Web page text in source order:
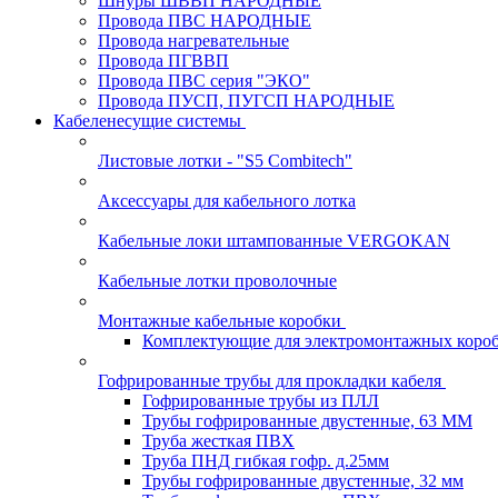
Провода ПВС НАРОДНЫЕ
Провода нагревательные
Провода ПГВВП
Провода ПВС серия "ЭКО"
Провода ПУСП, ПУГСП НАРОДНЫЕ
Кабеленесущие системы
Листовые лотки - "S5 Combitech"
Аксессуары для кабельного лотка
Кабельные локи штампованные VERGOKAN
Кабельные лотки проволочные
Монтажные кабельные коробки
Комплектующие для электромонтажных
Гофрированные трубы для прокладки кабеля
Гофрированные трубы из ПЛЛ
Трубы гофрированные двустенные, 63 ММ
Труба жесткая ПВХ
Труба ПНД гибкая гофр. д.25мм
Трубы гофрированные двустенные, 32 мм